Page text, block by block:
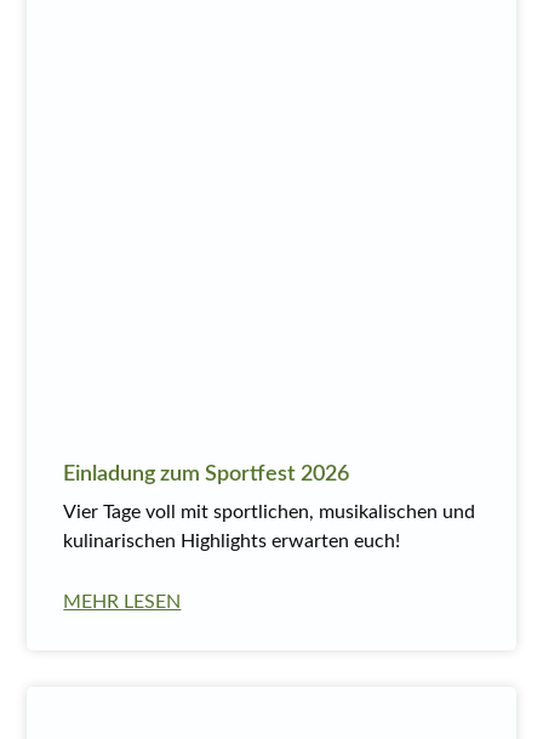
Einladung zum Sportfest 2026
Vier Tage voll mit sportlichen, musikalischen und
kulinarischen Highlights erwarten euch!
MEHR LESEN